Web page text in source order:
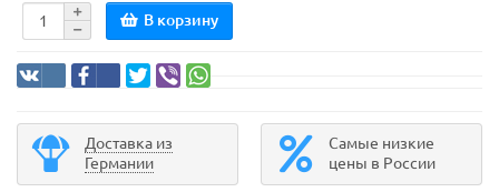
В корзину
Доставка из
Германии
Самые низкие
цены в России